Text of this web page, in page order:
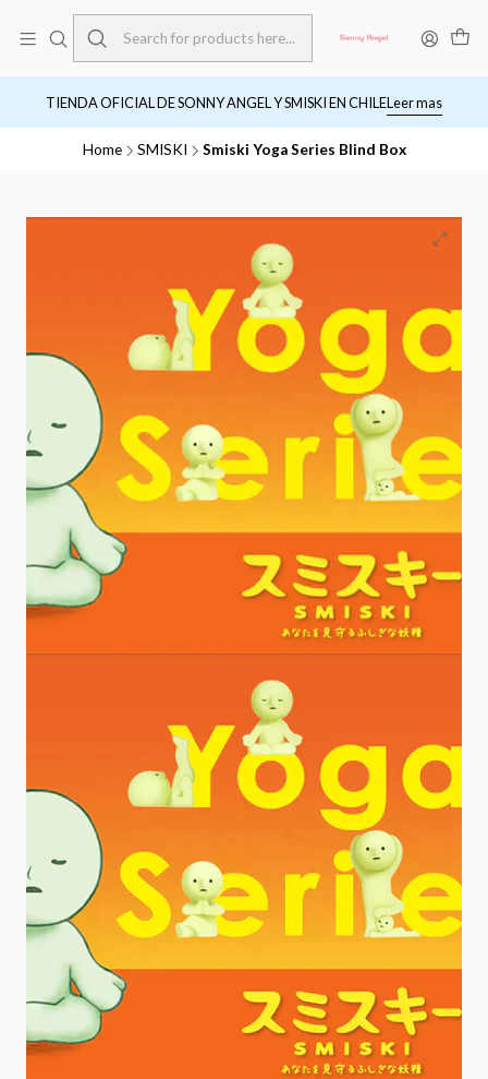
TIENDA OFICIAL DE SONNY ANGEL Y SMISKI EN CHILELeer mas
Home SMISKI Smiski Yoga Series Blind Box